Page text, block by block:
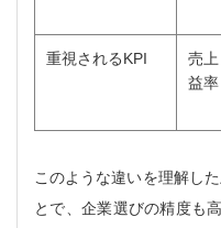
重視されるKPI
売
益率
このような違いを理解し
とで、企業選びの精度も